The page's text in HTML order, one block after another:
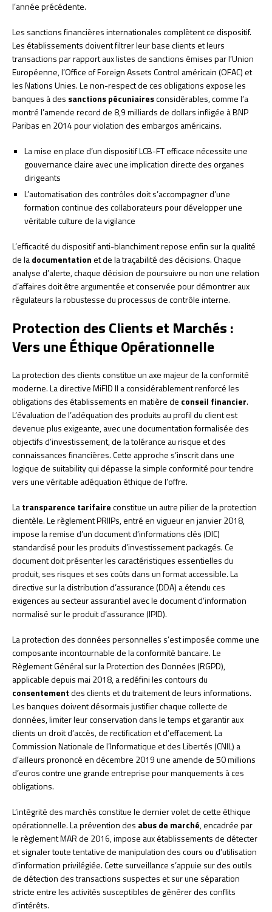
l’année précédente.
Les sanctions financières internationales complètent ce dispositif.
Les établissements doivent filtrer leur base clients et leurs
transactions par rapport aux listes de sanctions émises par l’Union
Européenne, l’Office of Foreign Assets Control américain (OFAC) et
les Nations Unies. Le non-respect de ces obligations expose les
banques à des sanctions pécuniairesconsidérables, comme l’a
montré l’amende record de 8,9 milliards de dollars infligée à BNP
Paribas en 2014 pour violation des embargos américains.
La mise en place d’un dispositif LCB-FT efficace nécessite une
gouvernance claire avec une implication directe des organes
dirigeants
L’automatisation des contrôles doit s’accompagner d’une
formation continue des collaborateurs pour développer une
véritable culture de la vigilance
L’efficacité du dispositif anti-blanchiment repose enfin sur la qualité
de ladocumentationet de la traçabilité des décisions. Chaque
analyse d’alerte, chaque décision de poursuivre ou non une relation
d’affaires doit être argumentée et conservée pour démontrer aux
régulateurs la robustesse du processus de contrôle interne.
Protection des Clients et Marchés :
Vers une Éthique Opérationnelle
La protection des clients constitue un axe majeur de la conformité
moderne. La directive MiFID II a considérablement renforcé les
obligations des établissements en matière de conseil financier.
L’évaluation de l’adéquation des produits au profil du client est
devenue plus exigeante, avec une documentation formalisée des
objectifs d’investissement, de la tolérance au risque et des
connaissances financières. Cette approche s’inscrit dans une
logique de suitability qui dépasse la simple conformité pour tendre
vers une véritable adéquation éthique de l’offre.
Latransparence tarifaireconstitue un autre pilier de la protection
clientèle. Le règlement PRIIPs, entré en vigueur en janvier 2018,
impose la remise d’un document d’informations clés (DIC)
standardisé pour les produits d’investissement packagés. Ce
document doit présenter les caractéristiques essentielles du
produit, ses risques et ses coûts dans un format accessible. La
directive sur la distribution d’assurance (DDA) a étendu ces
exigences au secteur assurantiel avec le document d’information
normalisé sur le produit d’assurance (IPID).
La protection des données personnelles s’est imposée comme une
composante incontournable de la conformité bancaire. Le
Règlement Général sur la Protection des Données (RGPD),
applicable depuis mai 2018, a redéfini les contours du
consentementdes clients et du traitement de leurs informations.
Les banques doivent désormais justifier chaque collecte de
données, limiter leur conservation dans le temps et garantir aux
clients un droit d’accès, de rectification et d’effacement. La
Commission Nationale de l’Informatique et des Libertés (CNIL) a
d’ailleurs prononcé en décembre 2019 une amende de 50 millions
d’euros contre une grande entreprise pour manquements à ces
obligations.
L’intégrité des marchés constitue le dernier volet de cette éthique
opérationnelle. La prévention des abus de marché, encadrée par
le règlement MAR de 2016, impose aux établissements de détecter
et signaler toute tentative de manipulation des cours ou d’utilisation
d’information privilégiée. Cette surveillance s’appuie sur des outils
de détection des transactions suspectes et sur une séparation
stricte entre les activités susceptibles de générer des conflits
d’intérêts.